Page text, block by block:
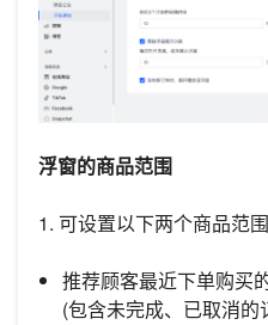
浮窗的商品范围
1. 可设置以下两个商品范围
推荐顾客最近下单购买
(包含未完成、已取消的